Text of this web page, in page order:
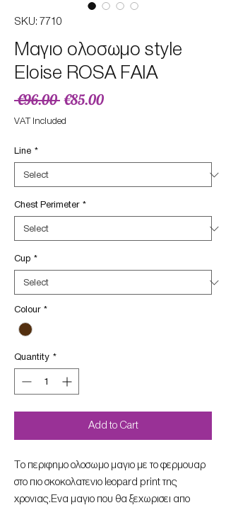
SKU: 7710
Μαγιο ολοσωμο style
Eloise ROSA FAIA
€96.00 Regular
Price
€85.00Sale
VAT Included
Line *
Chest Perimeter *
Cup *
Colour *
Quantity *
Add to Cart
To περιφημο ολοσωμο μαγιο με το φερμουαρ
στο πιο σκοκολατενιο leopard print της
χρονιας.Ενα μαγιο που θα ξεχωρισει απο